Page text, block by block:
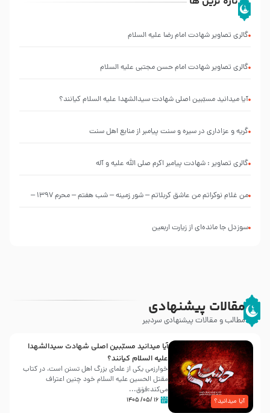
گالری تصاویر شهادت امام رضا علیه السلام
گالری تصاویر شهادت امام حسن مجتبی علیه السلام
آیا میدانید مسبّبین اصلی شهادت سیدالشهدا علیه ‌السلام کیانند؟
گریه و عزاداری در سیره و سنت پیامبر از منابع اهل سنت
گالری تصاویر : شهادت پیامبر اکرم صلی الله علیه و آله
من غلام نوکراتم من عاشق کربلاتم – شور زمینه – شب هفتم – محرم 1397 –
سوزدل جا مانده‌ای از زیارت اربعین
مقالات پیشنهادی
مطالب و مقالات پیشنهادی سردبیر
آیا میدانید؟
آیا میدانید مسبّبین اصلی شهادت سیدالشهدا
علیه ‌السلام کیانند؟
خوارزمی یکی از علمای بزرگ اهل تسنن است، در کتاب
مقتل الحسین علیه ‌السلام خود چنین اعتراف
می‌کند:فوَق...
۱۶ /۰۵/ ۱۴۰۵